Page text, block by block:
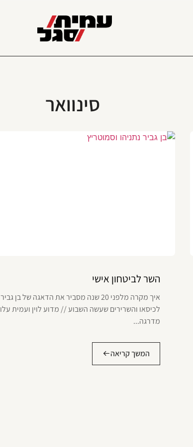
סינוואר
השר לביטחון אישי
איך מקרה מלפני 20 שנה מסביר את הדאגה של בן גביר
לכיסאו והשרירים שעשה השבוע // מדוע לוין ועמית עלו
מדרגה...
המשך קריאה